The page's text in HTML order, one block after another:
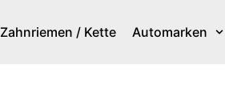
Zahnriemen / Kette Automarken